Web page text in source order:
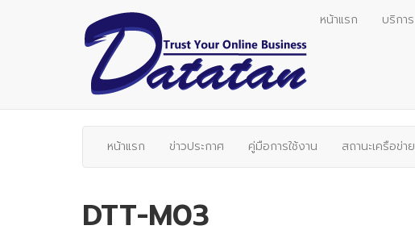
หน้าแรก บริการ
หน้าแรก ข่าวประกาศ คู่มือการใช้งาน สถานะเครือข่าย
DTT-M03